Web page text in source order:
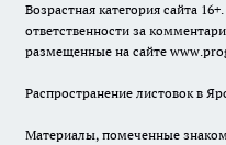
Возрастная категория сайта
ответственности за
размещенные на сайте
Распространение листовок в
Материалы, помеченные